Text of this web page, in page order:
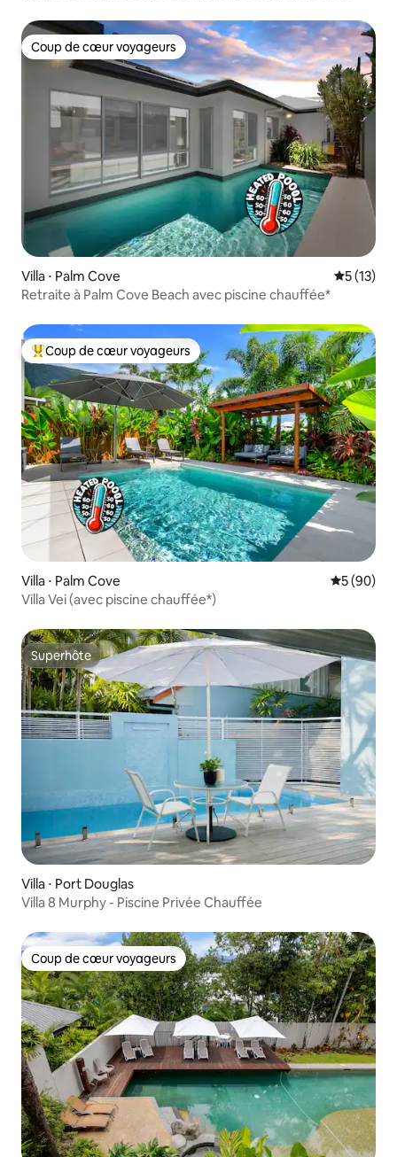
Coup de cœur voyageurs
Coup de cœur voyageurs
Villa ⋅ Palm Cove
5 (13)
Retraite à Palm Cove Beach avec piscine chauffée*
Coups de cœur voyageurs les plus appréciés
Coup de cœur voyageurs
Villa ⋅ Palm Cove
5 (90)
Villa Vei (avec piscine chauffée*)
Superhôte
Superhôte
Villa ⋅ Port Douglas
Villa 8 Murphy - Piscine Privée Chauffée
Coup de cœur voyageurs
Coup de cœur voyageurs